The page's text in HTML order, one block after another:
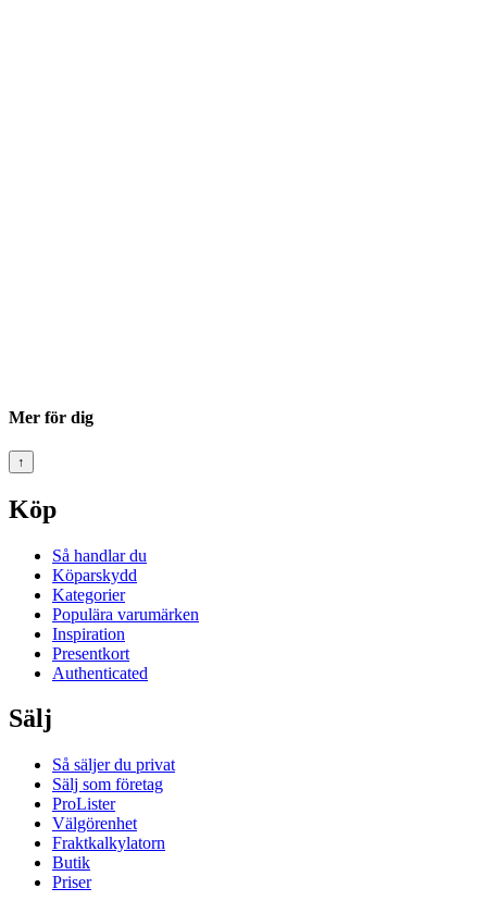
Mer för dig
↑
Köp
Så handlar du
Köparskydd
Kategorier
Populära varumärken
Inspiration
Presentkort
Authenticated
Sälj
Så säljer du privat
Sälj som företag
ProLister
Välgörenhet
Fraktkalkylatorn
Butik
Priser